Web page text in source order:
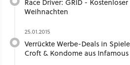
Weihnachten
25.01.2015
Verrückte Werbe-Deals in
Croft & Kondome aus Infamous